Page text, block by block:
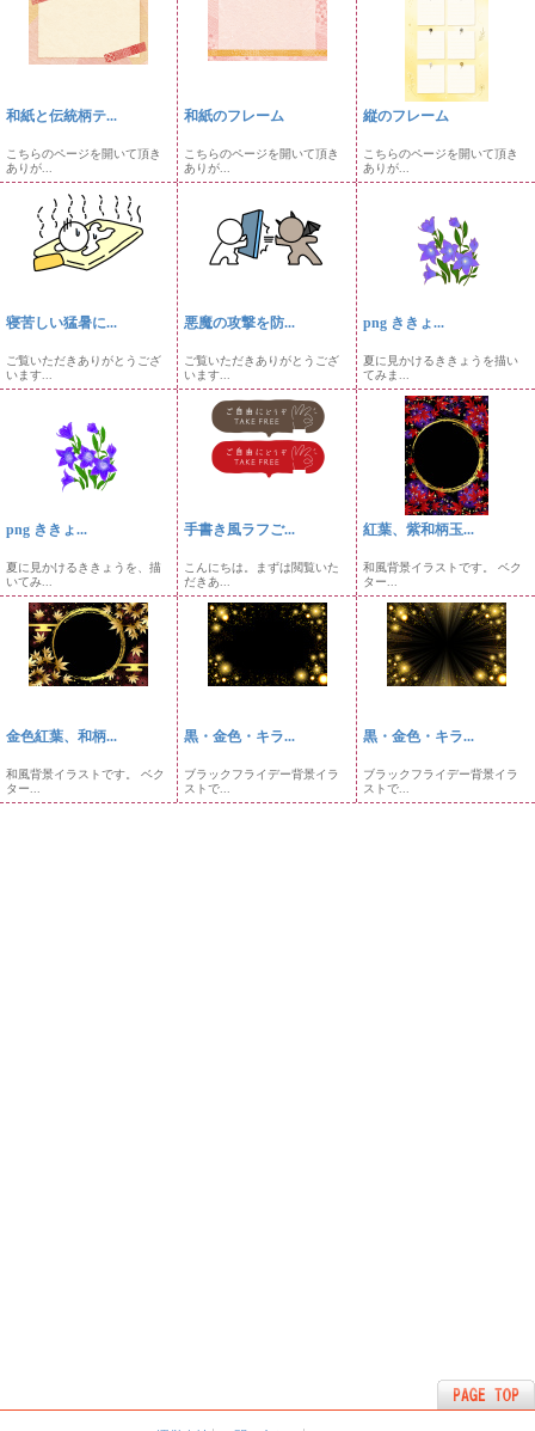
和紙と伝統柄テ...
こちらのページを開いて頂き
ありが...
和紙のフレーム
こちらのページを開いて頂き
ありが...
縦のフレーム
こちらのページを開いて頂き
ありが...
寝苦しい猛暑に...
ご覧いただきありがとうござ
います...
悪魔の攻撃を防...
ご覧いただきありがとうござ
います...
png ききょ...
夏に見かけるききょうを描い
てみま...
png ききょ...
夏に見かけるききょうを、描
いてみ...
手書き風ラフご...
こんにちは。まずは閲覧いた
だきあ...
紅葉、紫和柄玉...
和風背景イラストです。 ベク
ター...
金色紅葉、和柄...
和風背景イラストです。 ベク
ター...
黒・金色・キラ...
ブラックフライデー背景イラ
ストで...
黒・金色・キラ...
ブラックフライデー背景イラ
ストで...